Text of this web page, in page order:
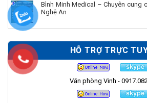
Bình Minh Medical – Chuyên cung
Nghệ An
HỖ TRỢ TRỰC
Văn phòng Vinh -